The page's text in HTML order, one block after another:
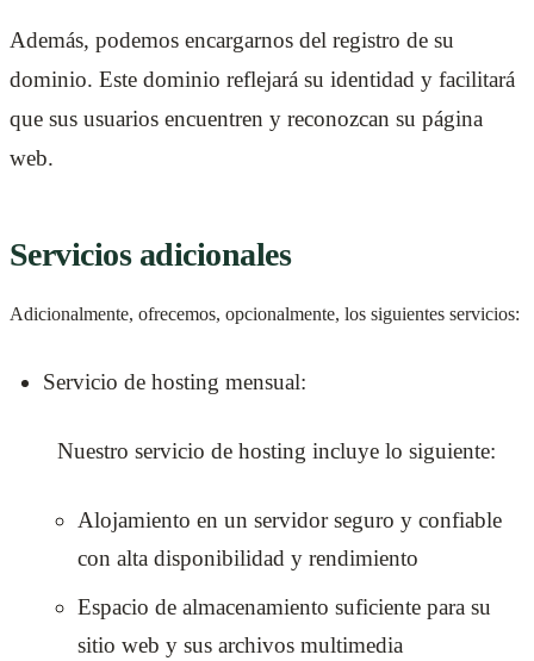
Además, podemos encargarnos del registro de su
dominio. Este dominio reflejará su identidad y facilitará
que sus usuarios encuentren y reconozcan su página
web.
Servicios adicionales
Adicionalmente, ofrecemos, opcionalmente, los siguientes servicios:
Servicio de hosting mensual:
Nuestro servicio de hosting incluye lo siguiente:
Alojamiento en un servidor seguro y confiable
con alta disponibilidad y rendimiento
Espacio de almacenamiento suficiente para su
sitio web y sus archivos multimedia